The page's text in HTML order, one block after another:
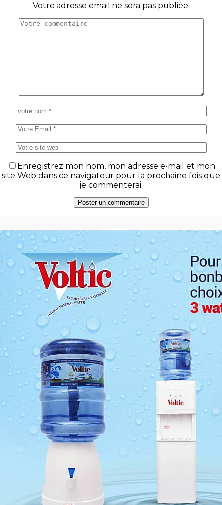
Votre adresse email ne sera pas publiée.
Enregistrez mon nom, mon adresse e-mail et mon
site Web dans ce navigateur pour la prochaine fois que
je commenterai.